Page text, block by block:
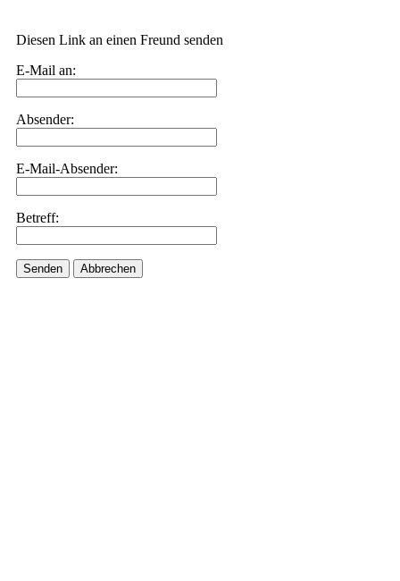
Diesen Link an einen Freund senden
E-Mail an:
Absender:
E-Mail-Absender:
Betreff:
Senden Abbrechen